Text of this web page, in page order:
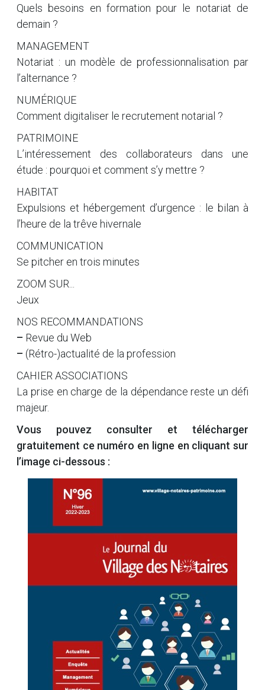
Quels besoins en formation pour le notariat de
demain ?
MANAGEMENT
Notariat : un modèle de professionnalisation par
l’alternance ?
NUMÉRIQUE
Comment digitaliser le recrutement notarial ?
PATRIMOINE
L’intéressement des collaborateurs dans une
étude : pourquoi et comment s’y mettre ?
HABITAT
Expulsions et hébergement d’urgence : le bilan à
l’heure de la trêve hivernale
COMMUNICATION
Se pitcher en trois minutes
ZOOM SUR...
Jeux
NOS RECOMMANDATIONS
– Revue du Web
– (Rétro-)actualité de la profession
CAHIER ASSOCIATIONS
La prise en charge de la dépendance reste un défi
majeur.
Vous pouvez consulter et télécharger
gratuitement ce numéro en ligne en cliquant sur
l’image ci-dessous :